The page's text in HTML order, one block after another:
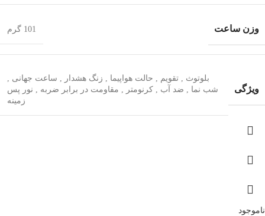
وزن ساعت 101 گرم
ویژگی
بلوتوث , تقویم , حالت هواپیما , زنگ هشدار , ساعت جهانی ,
شب‌ نما , ضد آب , کرنومتر , مقاومت در برابر ضربه , نور پس
زمینه
ناموجود